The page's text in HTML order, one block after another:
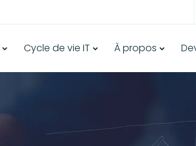
Cycle de vie IT À propos